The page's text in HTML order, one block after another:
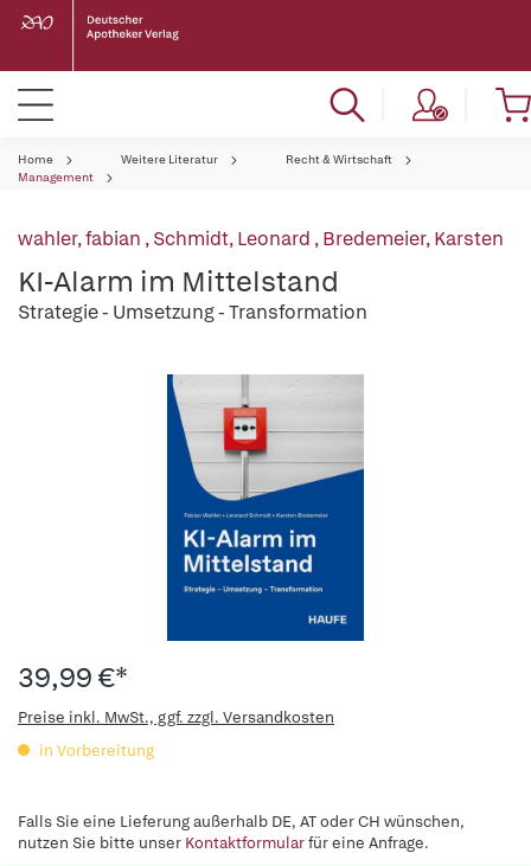
Home Weitere Literatur
Recht & Wirtschaft
Management
wahler, fabian ,Schmidt, Leonard ,Bredemeier, Karsten
KI-Alarm im Mittelstand
Strategie - Umsetzung - Transformation
39,99 €*
Preise inkl. MwSt., ggf. zzgl. Versandkosten
in Vorbereitung
Falls Sie eine Lieferung außerhalb DE, AT oder CH wünschen,
nutzen Sie bitte unser Kontaktformularfür eine Anfrage.